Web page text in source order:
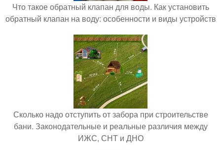
Что такое обратный клапан для воды. Как установить
обратный клапан на воду: особенности и виды устройств
Сколько надо отступить от забора при строительстве
бани. Законодательные и реальные различия между
ИЖС, СНТ и ДНО